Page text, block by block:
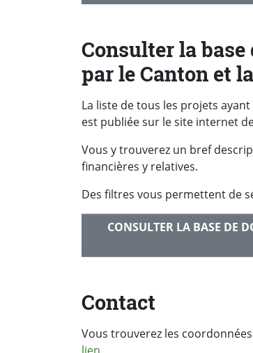
Consulter la base
par le Canton et
La liste de tous les projets ayant
est publiée sur le site internet
Vous y trouverez un bref
financières y relatives.
Des filtres vous permettent de
CONSULTER LA BASE DE
Contact
Vous trouverez les